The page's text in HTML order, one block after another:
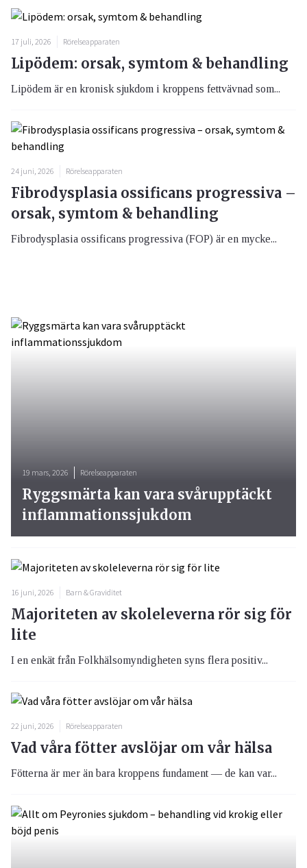
17 juli, 2026 Rörelseapparaten
Lipödem: orsak, symtom & behandling
Lipödem är en kronisk sjukdom i kroppens fettvävnad som...
24 juni, 2026 Rörelseapparaten
Fibrodysplasia ossificans progressiva –
orsak, symtom & behandling
Fibrodysplasia ossificans progressiva (FOP) är en mycke...
16 juni, 2026 Barn & Graviditet
Majoriteten av skoleleverna rör sig för
lite
I en enkät från Folkhälsomyndigheten syns flera positiv...
22 juni, 2026 Rörelseapparaten
Vad våra fötter avslöjar om vår hälsa
Fötterna är mer än bara kroppens fundament — de kan var...
19 mars, 2026 Rörelseapparaten
Ryggsmärta kan vara svårupptäckt
inflammationssjukdom